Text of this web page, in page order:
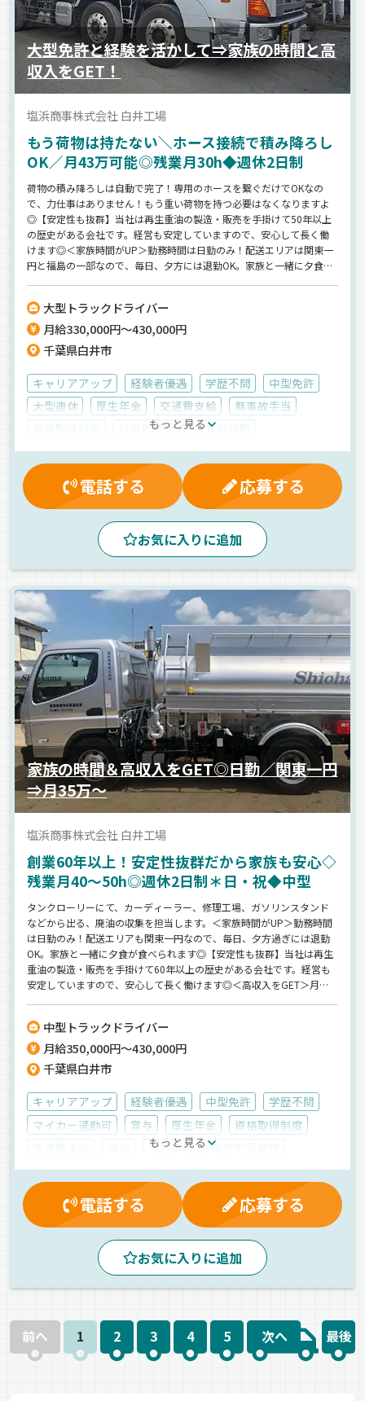
大型免許と経験を活かして⇒家族の時間と高
収入をGET！
塩浜商事株式会社 白井工場
もう荷物は持たない＼ホース接続で積み降ろし
OK／月43万可能◎残業月30h◆週休2日制
荷物の積み降ろしは自動で完了！専用のホースを繋ぐだけでOKなの
で、力仕事はありません！もう重い荷物を持つ必要はなくなりますよ
◎【安定性も抜群】当社は再生重油の製造・販売を手掛けて50年以上
の歴史がある会社です。経営も安定していますので、安心して長く働
けます◎＜家族時間がUP＞勤務時間は日勤のみ！配送エリアは関東一
円と福島の一部なので、毎日、夕方には退勤OK。家族と一緒に夕食が
大型トラックドライバー
月給330,000円～430,000円
千葉県白井市
キャリアアップ 経験者優遇 学歴不問
中型免許
大型連休
厚生年金 交通費支給
無事故手当
財形貯蓄制度
有給休暇
マイカー通勤可
昇給 家族手当 賞与
残業手当
朝 危険物
産業廃棄物
タンクローリー
正社員
もっと見る
電話する 応募する
お気に入りに追加
家族の時間＆高収入をGET◎日勤／関東一円
⇒月35万～
塩浜商事株式会社 白井工場
創業60年以上！安定性抜群だから家族も安心◇
残業月40～50h◎週休2日制＊日・祝◆中型
タンクローリーにて、カーディーラー、修理工場、ガソリンスタンド
などから出る、廃油の収集を担当します。＜家族時間がUP＞勤務時間
は日勤のみ！配送エリアも関東一円なので、毎日、夕方過ぎには退勤
OK。家族と一緒に夕食が食べられます◎【安定性も抜群】当社は再生
重油の製造・販売を手掛けて60年以上の歴史がある会社です。経営も
安定していますので、安心して長く働けます◎＜高収入をGET＞月給
中型トラックドライバー
月給350,000円～430,000円
千葉県白井市
キャリアアップ 経験者優遇 中型免許
学歴不問
マイカー通勤可
賞与 厚生年金
資格取得制度
家族手当
財形貯蓄制度
残業手当
無事故手当 有給休暇 大型連休
朝
夕方 産業廃棄物 危険物
タンクローリー
正社員
もっと見る
電話する 応募する
お気に入りに追加
前へ 1 2 3 4 5 次へ 最後